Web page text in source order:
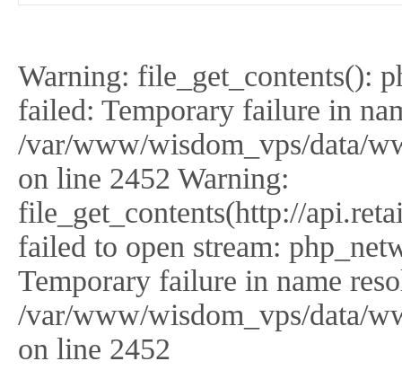
Warning: file_get_contents():
failed: Temporary failure in
/var/www/wisdom_vps/data/
on line 2452 Warning:
file_get_contents(http://
failed to open stream:
Temporary failure in name
/var/www/wisdom_vps/data/
on line 2452